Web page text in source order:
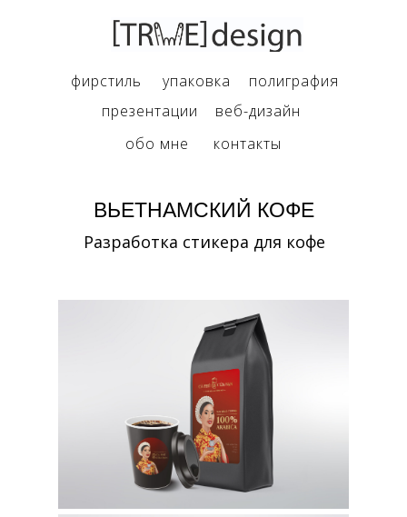
фирстиль
полиграфия
презентации
веб-дизайн
обо мне
контакты
упаковка
ВЬЕТНАМСКИЙ КОФЕ
Разработка стикера для кофе